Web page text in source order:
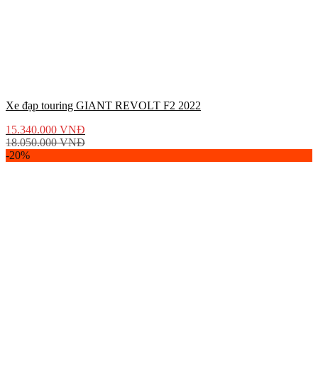
Xe đạp touring GIANT REVOLT F2 2022
15.340.000 VNĐ
18.050.000VNĐ
-20%